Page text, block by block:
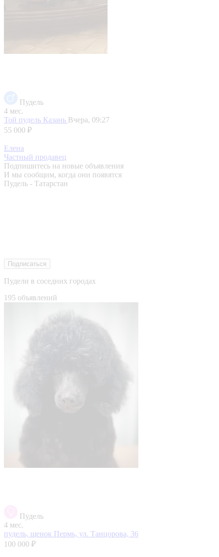
Пудель
4 мес.
Той пудель Казань Вчера, 09:27
55 000 ₽
Елена
Частный продавец
Подпишитесь на новые объявления
И мы сообщим, когда они появятся
Пудель - Татарстан
Подписаться
Пудели в соседних городах
195 объявлений
Пудель
4 мес.
пудель, щенок Пермь, ул. Танцорова, 36
100 000 ₽